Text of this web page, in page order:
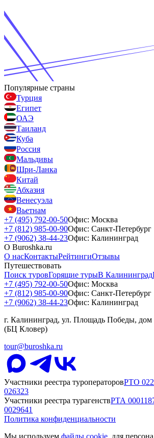
Популярные страны
Турция
Египет
ОАЭ
Таиланд
Куба
Россия
Мальдивы
Шри-Ланка
Китай
Абхазия
Венесуэла
Вьетнам
+7 (495) 792-00-50Офис: Москва
+7 (812) 985-00-90Офис: Санкт-Петербург
+7 (9062) 38-44-23Офис: Калининград
О Buroshka.ru
О насКонтактыРейтингиОтзывы
Путешествовать
Поиск туровГорящие турыВ Калининград
+7 (495) 792-00-50Офис: Москва
+7 (812) 985-00-90Офис: Санкт-Петербург
+7 (9062) 38-44-23Офис: Калининград
г. Калининград, ул. Площадь Победы, дом
(БЦ Кловер)
tour@buroshka.ru
Участники реестра туроператоровРТО
026323
Участники реестра турагенствРТА
0029641
Политика конфиденциальности